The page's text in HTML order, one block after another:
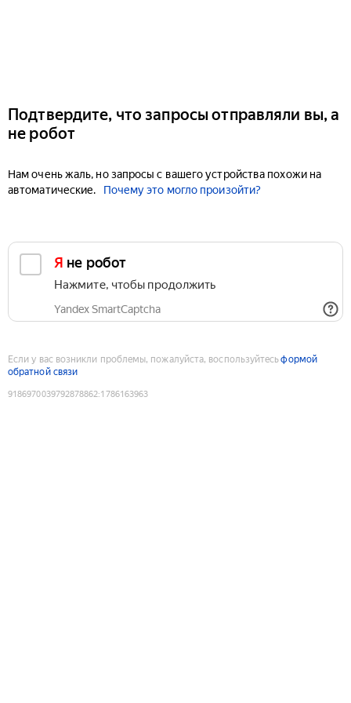
Подтвердите, что запросы отправляли вы, а
не робот
Нам очень жаль, но запросы с вашего устройства похожи на
автоматические.
Почему это могло произойти?
Я не робот
Нажмите, чтобы продолжить
Yandex SmartCaptcha
Если у вас возникли проблемы, пожалуйста, воспользуйтесьформой
обратной связи
9186970039792878862:1786163963